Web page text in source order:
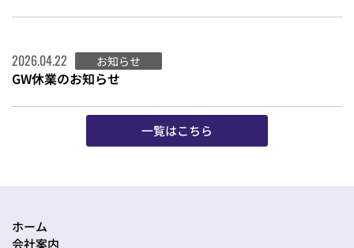
一覧はこちら
2026.04.22 お知らせ
GW休業のお知らせ
ホーム
会社案内